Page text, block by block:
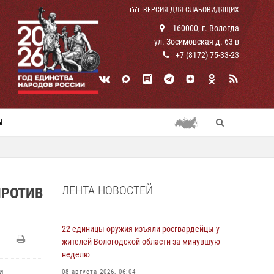
ВЕРСИЯ ДЛЯ СЛАБОВИДЯЩИХ
160000, г. Вологда
ул. Зосимовская д. 63 в
+7 (8172) 75-33-23
ЛЕНТА НОВОСТЕЙ
22 единицы оружия изъяли росгвардейцы у
жителей Вологодской области за минувшую
неделю
08 августа 2026, 06:04